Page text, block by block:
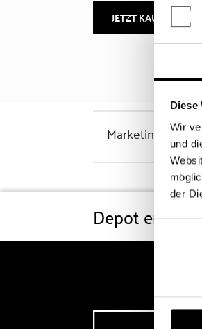
Diese
Wir
und
der
JETZT KAUFEN
Depot